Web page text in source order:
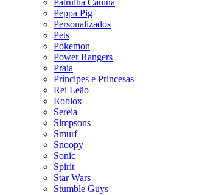
Patrulha Canina
Peppa Pig
Personalizados
Pets
Pokemon
Power Rangers
Praia
Príncipes e Princesas
Rei Leão
Roblox
Sereia
Simpsons
Smurf
Snoopy
Sonic
Spirit
Star Wars
Stumble Guys